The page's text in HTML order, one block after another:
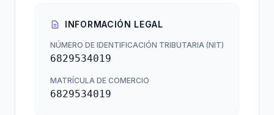
INFORMACIÓN LEGAL
NÚMERO DE IDENTIFICACIÓN TRIBUTARIA (NIT)
6829534019
MATRÍCULA DE COMERCIO
6829534019